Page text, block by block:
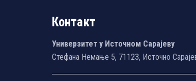
Контакт
Универзитет у Источном Сарајеву
Стефана Немање 5, 71123, Источно